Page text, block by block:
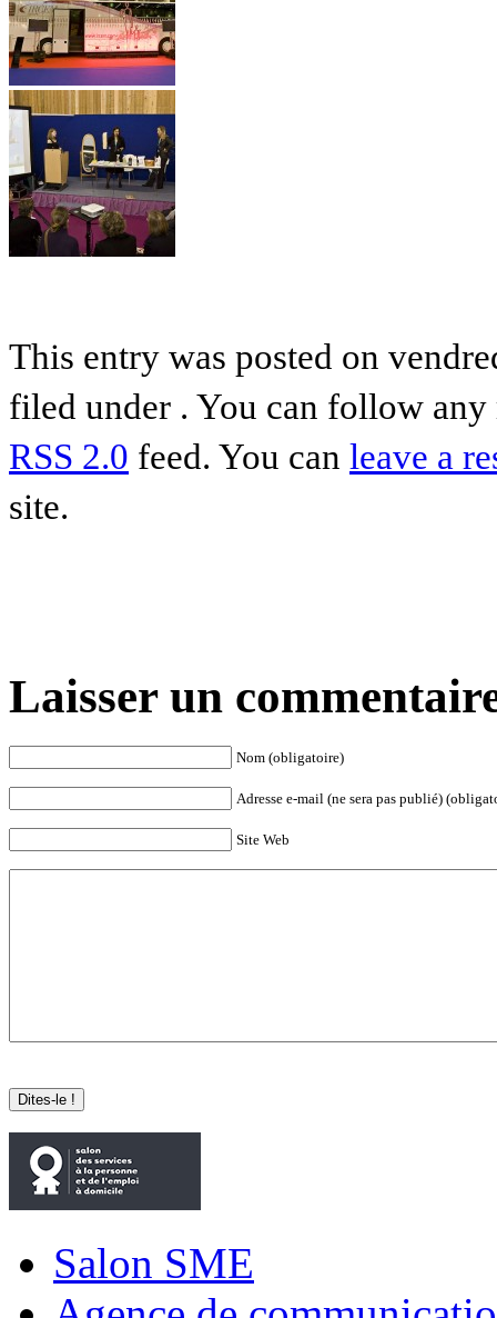
This entry was posted on
filed under . You can follow any
RSS 2.0 feed. You can leave a
site.
Laisser un
Nom (obligatoire)
Adresse e-mail (ne sera pas publié)
Site Web
Salon SME